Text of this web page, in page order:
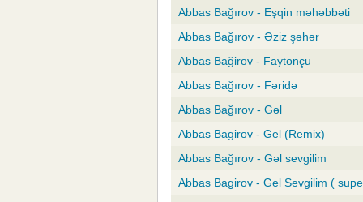
Abbas Bağırov - Eşqin məhəbbəti
Abbas Bağırov - Əziz şəhər
Abbas Bağirov - Faytonçu
Abbas Bağırov - Fəridə
Abbas Bağırov - Gəl
Abbas Bagirov - Gel (Remix)
Abbas Bağırov - Gəl sevgilim
Abbas Bagirov - Gel Sevgilim (